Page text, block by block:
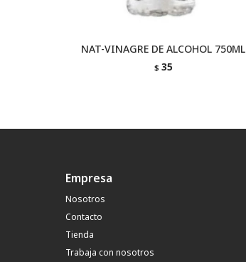
NAT-VINAGRE DE ALCOHOL 750ML
$ 35
Empresa
Nosotros
Contacto
Tienda
Trabaja con nosotros